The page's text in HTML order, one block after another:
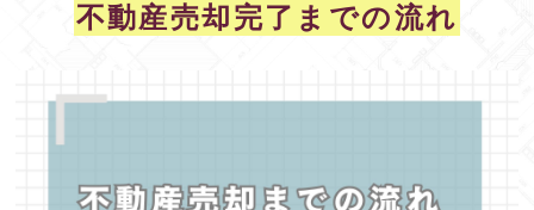
不動産売却完了までの流れ